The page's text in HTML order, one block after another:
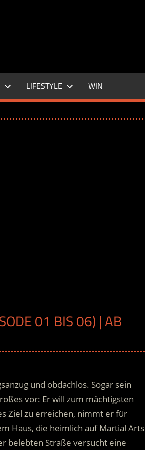
LIFESTYLE WIN
01 BIS 06) | AB
und obdachlos. Sogar sein
vor: Er will zum mächtigsten
Ziel zu erreichen, nimmt er für
Haus, die heimlich auf Martial Arts
belebten Straße versucht eine